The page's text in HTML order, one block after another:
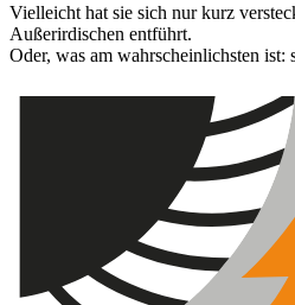
Vielleicht hat sie sich nur kurz
Außerirdischen entführt.
Oder, was am wahrscheinlichsten ist: